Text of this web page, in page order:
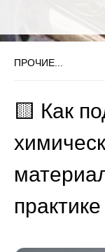
ПРОЧИЕ...
🟨 Как
практике